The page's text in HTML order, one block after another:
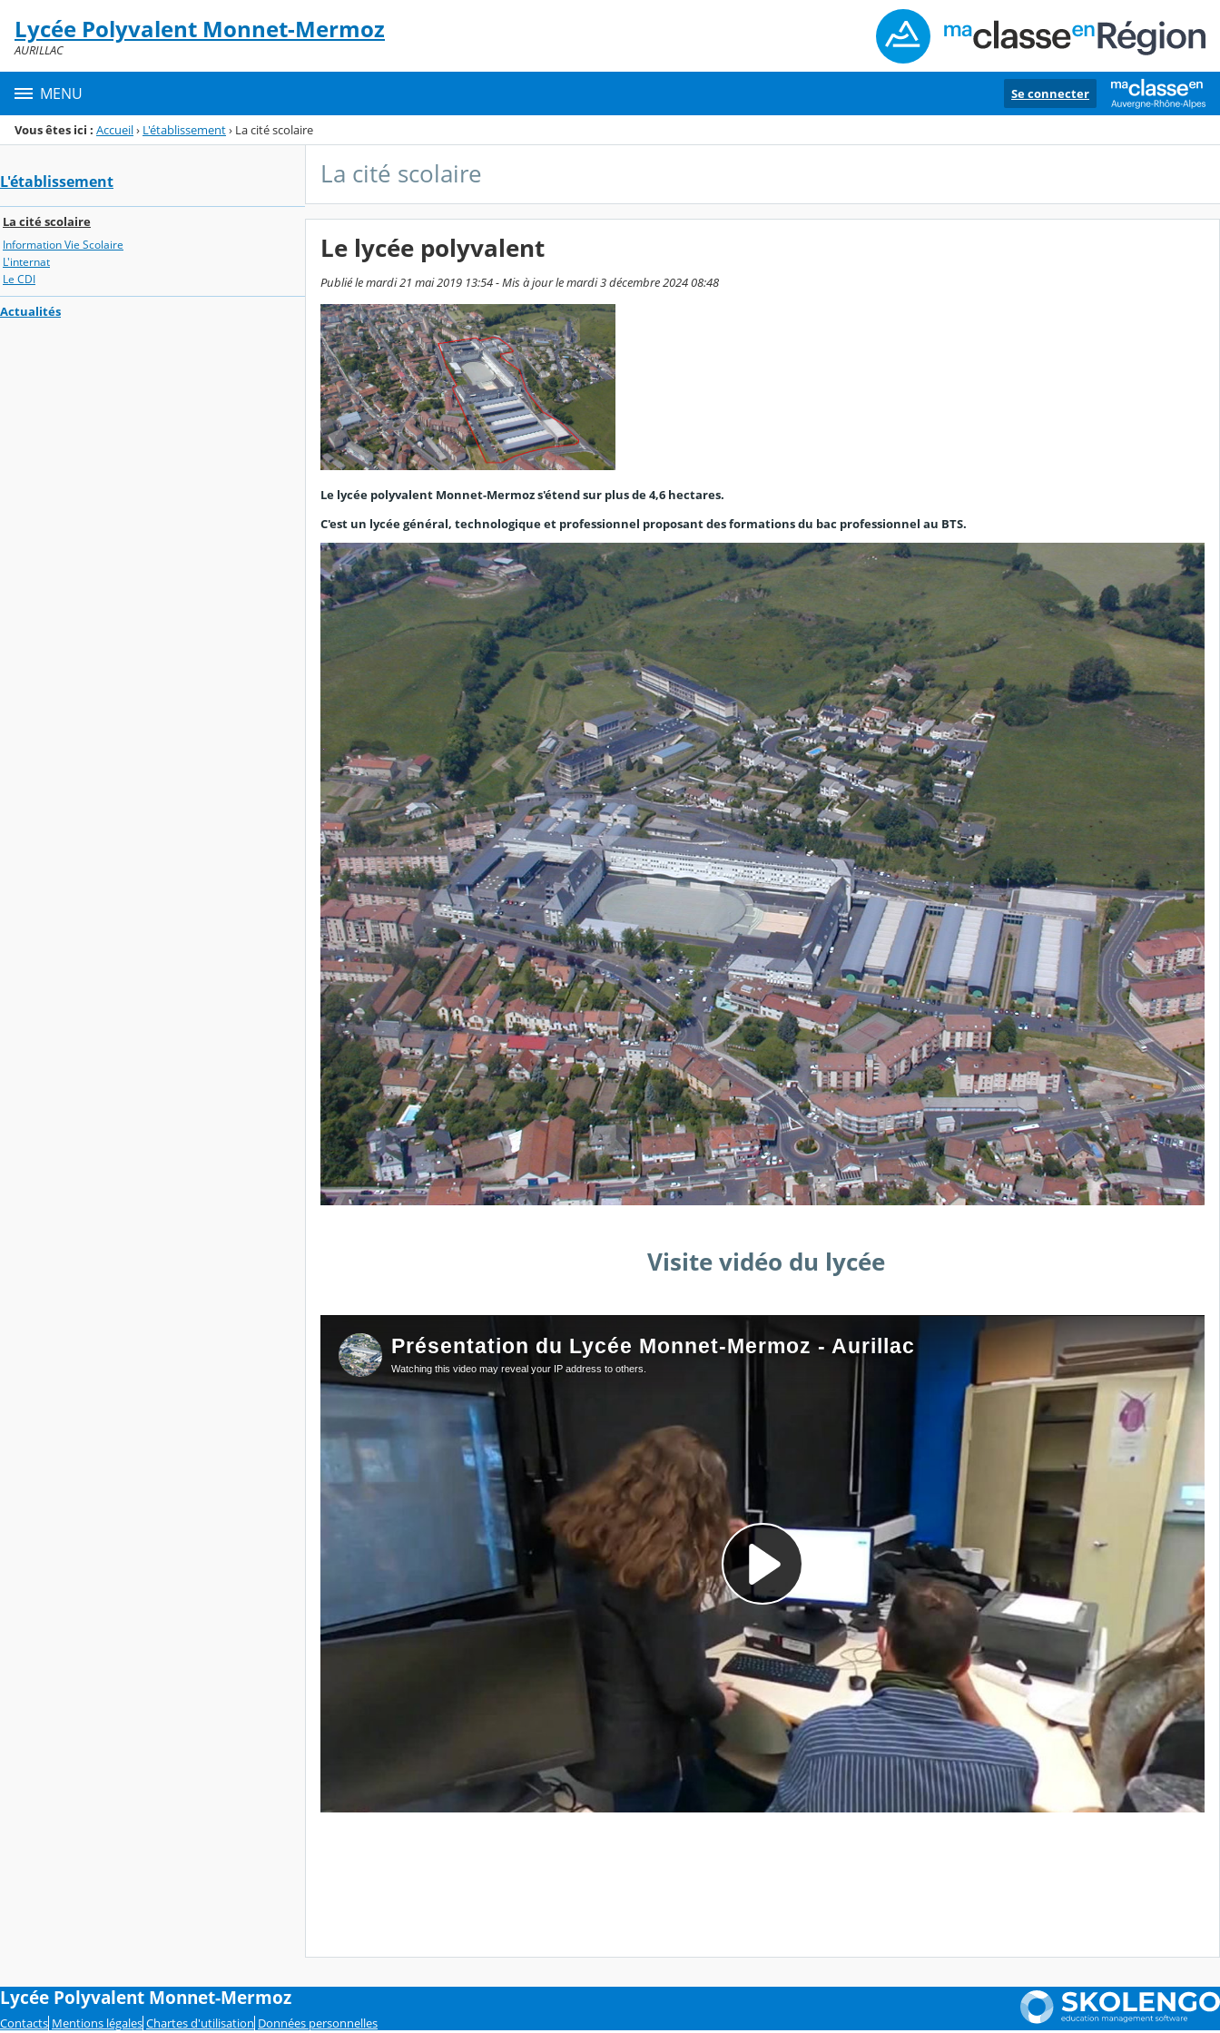
Menu de la rubrique
Contenu
Lycée Polyvalent Monnet-Mermoz
AURILLAC
MENU Se connecter
Vous êtes ici : Accueil› L'établissement› La cité scolaire
L'établissement
La cité scolaire
Information Vie Scolaire
L'internat
Le CDI
Actualités
La cité scolaire
Le lycée polyvalent
Publié le mardi 21 mai 2019 13:54 - Mis à jour le mardi 3 décembre 2024 08:48
Le lycée polyvalent Monnet-Mermoz s'étend sur plus de 4,6 hectares.
C'est un lycée général, technologique et professionnel proposant des formations du bac professionnel au BTS.
Visite vidéo du lycée
Lycée Polyvalent Monnet-Mermoz
Contacts Mentions légales Chartes d'utilisation Données personnelles